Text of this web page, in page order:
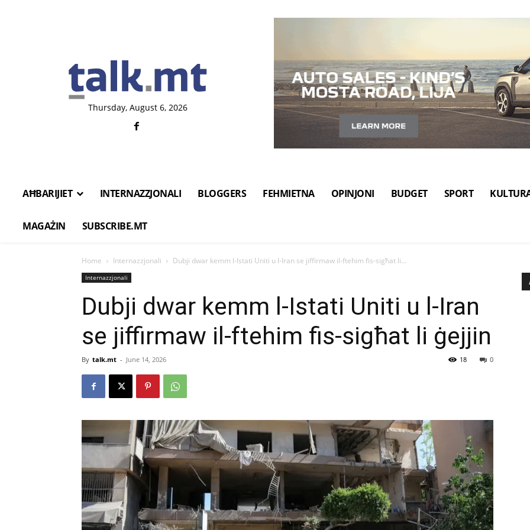
Thursday, August 6, 2026
AĦBARIJIET INTERNAZZJONALI BLOGGERS FEHMIETNA OPINJONI BUDGET SPORT
MAGAŻIN SUBSCRIBE.MT
Home Internazzjonali Dubji dwar kemm l-Istati Uniti u l-Iran se jiffirmaw il-ftehim fis-sigħat li...
Internazzjonali
Dubji dwar kemm l-Istati Uniti u l-Iran
se jiffirmaw il-ftehim fis-sigħat li ġejjin
By talk.mt - June 14, 2026 0
18